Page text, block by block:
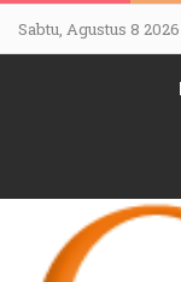
Sabtu, Agustus 8 2026